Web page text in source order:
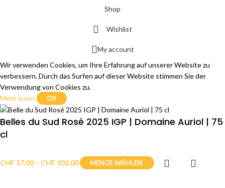
Shop
Wishlist
My account
Wir verwenden Cookies, um Ihre Erfahrung auf unserer Website zu
verbessern. Durch das Surfen auf dieser Website stimmen Sie der
Verwendung von Cookies zu.
Mehr lesen
OK
Belles du Sud Rosé 2025 IGP | Domaine Auriol | 75
cl
CHF 17.00 – CHF 102.00 MENGE WÄHLEN